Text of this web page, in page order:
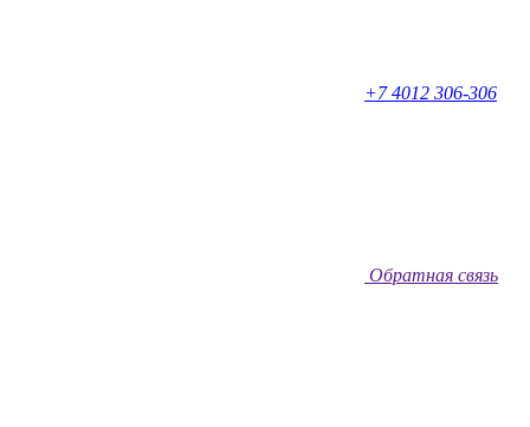
+7 4012 306-306
Обратная связь